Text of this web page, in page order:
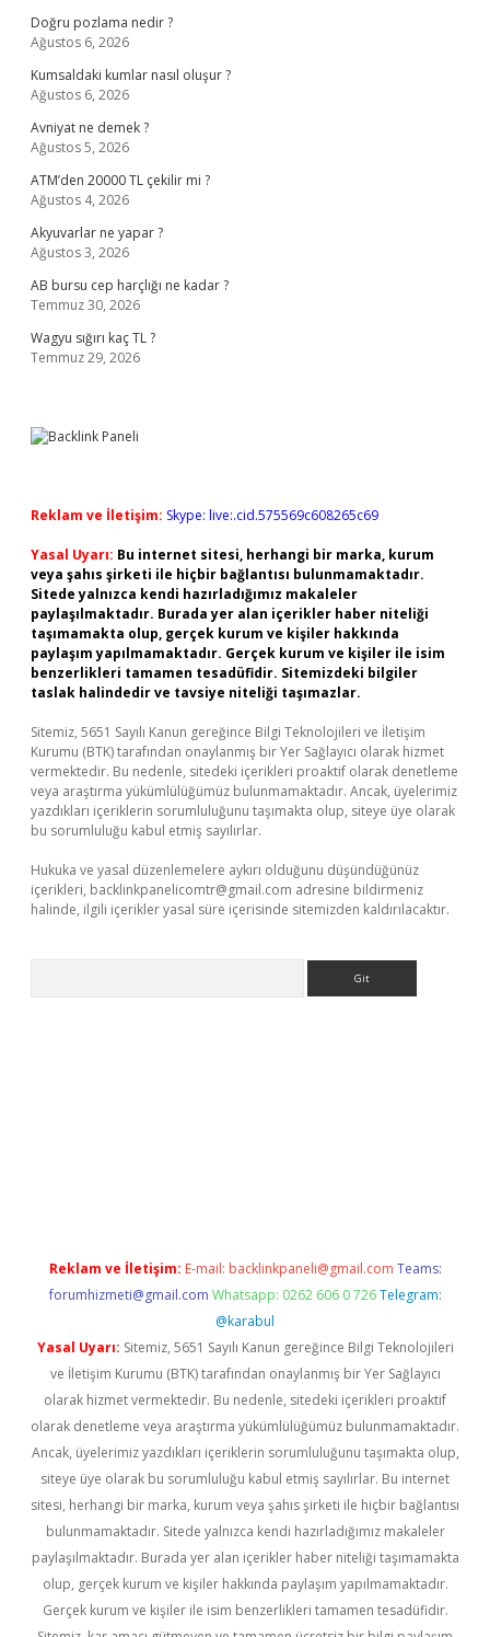
Doğru pozlama nedir ?
Ağustos 6, 2026
Kumsaldaki kumlar nasıl oluşur ?
Ağustos 6, 2026
Avniyat ne demek ?
Ağustos 5, 2026
ATM’den 20000 TL çekilir mi ?
Ağustos 4, 2026
Akyuvarlar ne yapar ?
Ağustos 3, 2026
AB bursu cep harçlığı ne kadar ?
Temmuz 30, 2026
Wagyu sığırı kaç TL ?
Temmuz 29, 2026
Reklam ve İletişim: Skype: live:.cid.575569c608265c69
Yasal Uyarı: Bu internet sitesi, herhangi bir marka, kurum
veya şahıs şirketi ile hiçbir bağlantısı bulunmamaktadır.
Sitede yalnızca kendi hazırladığımız makaleler
paylaşılmaktadır. Burada yer alan içerikler haber niteliği
taşımamakta olup, gerçek kurum ve kişiler hakkında
paylaşım yapılmamaktadır. Gerçek kurum ve kişiler ile isim
benzerlikleri tamamen tesadüfidir. Sitemizdeki bilgiler
taslak halindedir ve tavsiye niteliği taşımazlar.
Sitemiz, 5651 Sayılı Kanun gereğince Bilgi Teknolojileri ve İletişim
Kurumu (BTK) tarafından onaylanmış bir Yer Sağlayıcı olarak hizmet
vermektedir. Bu nedenle, sitedeki içerikleri proaktif olarak denetleme
veya araştırma yükümlülüğümüz bulunmamaktadır. Ancak, üyelerimiz
yazdıkları içeriklerin sorumluluğunu taşımakta olup, siteye üye olarak
bu sorumluluğu kabul etmiş sayılırlar.
Hukuka ve yasal düzenlemelere aykırı olduğunu düşündüğünüz
içerikleri, backlinkpanelicomtr@gmail.com adresine bildirmeniz
halinde, ilgili içerikler yasal süre içerisinde sitemizden kaldırılacaktır.
Reklam ve İletişim: E-mail: backlinkpaneli@gmail.com Teams:
forumhizmeti@gmail.com Whatsapp: 0262 606 0 726 Telegram:
@karabul
Yasal Uyarı: Sitemiz, 5651 Sayılı Kanun gereğince Bilgi Teknolojileri
ve İletişim Kurumu (BTK) tarafından onaylanmış bir Yer Sağlayıcı
olarak hizmet vermektedir. Bu nedenle, sitedeki içerikleri proaktif
olarak denetleme veya araştırma yükümlülüğümüz bulunmamaktadır.
Ancak, üyelerimiz yazdıkları içeriklerin sorumluluğunu taşımakta olup,
siteye üye olarak bu sorumluluğu kabul etmiş sayılırlar. Bu internet
sitesi, herhangi bir marka, kurum veya şahıs şirketi ile hiçbir bağlantısı
bulunmamaktadır. Sitede yalnızca kendi hazırladığımız makaleler
paylaşılmaktadır. Burada yer alan içerikler haber niteliği taşımamakta
olup, gerçek kurum ve kişiler hakkında paylaşım yapılmamaktadır.
Gerçek kurum ve kişiler ile isim benzerlikleri tamamen tesadüfidir.